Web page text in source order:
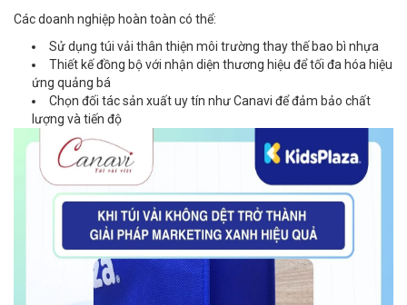
Các doanh nghiệp hoàn toàn có thể:
Sử dụng túi vải thân thiện môi trường thay thế bao bì nhựa
Thiết kế đồng bộ với nhận diện thương hiệu để tối đa hóa hiệu
ứng quảng bá
Chọn đối tác sản xuất uy tín như Canavi để đảm bảo chất
lượng và tiến độ